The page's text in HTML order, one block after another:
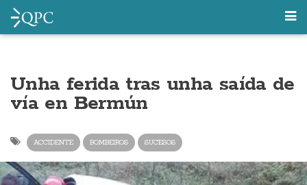
Unha ferida tras unha saída de
vía en Bermún
ACCIDENTE BOMBEIROS SUCESOS